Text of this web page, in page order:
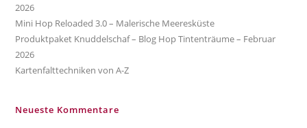
2026
Mini Hop Reloaded 3.0 – Malerische Meeresküste
Produktpaket Knuddelschaf – Blog Hop Tintenträume – Februar
2026
Kartenfalttechniken von A-Z
Neueste Kommentare